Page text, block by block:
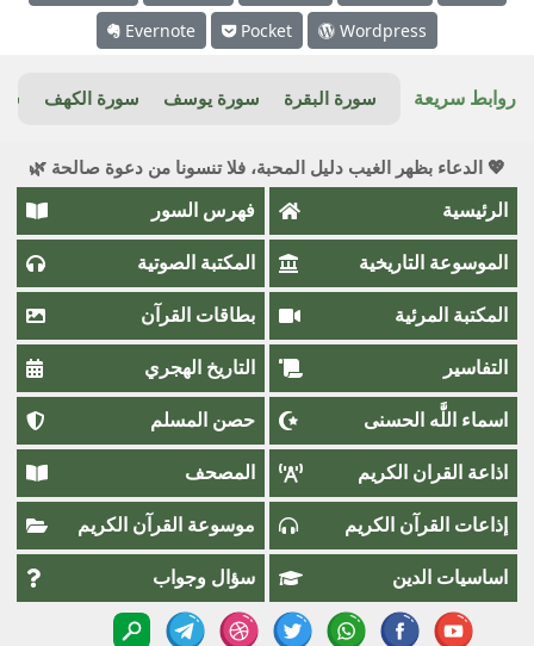
Evernote
Pocket Wordpress
روابط سريعة سورة البقرة سورة يوسف سورة الكهف
💖 الدعاء بظهر الغيب دليل المحبة، فلا تنسونا من دعوة صالحة 🌿
الرئيسية فهرس السور
الموسوعة التاريخية المكتبة الصوتية
المكتبة المرئية بطاقات القرآن
التفاسير التاريخ الهجري
اسماء اللَّٰه الحسنى حصن المسلم
اذاعة القران الكريم المصحف
إذاعات القرآن الكريم موسوعة القرآن الكريم
اساسيات الدين سؤال وجواب